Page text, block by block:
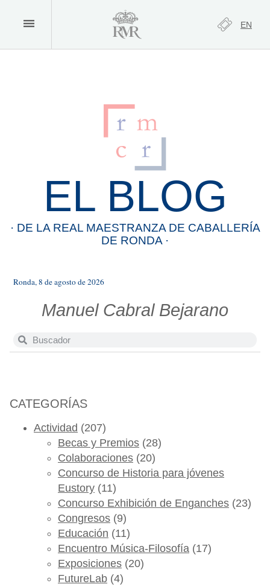
EN
EL BLOG
· DE LA REAL MAESTRANZA DE CABALLERÍA
DE RONDA ·
Ronda, 8 de agosto de 2026
Manuel Cabral Bejarano
CATEGORÍAS
Actividad (207)
Becas y Premios (28)
Colaboraciones (20)
Concurso de Historia para jóvenes
Eustory (11)
Concurso Exhibición de Enganches (23)
Congresos (9)
Educación (11)
Encuentro Música-Filosofía (17)
Exposiciones (20)
FutureLab (4)